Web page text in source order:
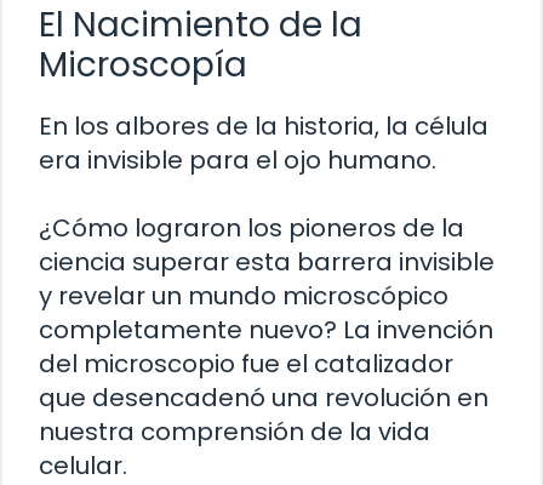
El Nacimiento de la
Microscopía
En los albores de la historia, la célula
era invisible para el ojo humano.
¿Cómo lograron los pioneros de la
ciencia superar esta barrera invisible
y revelar un mundo microscópico
completamente nuevo? La invención
del microscopio fue el catalizador
que desencadenó una revolución en
nuestra comprensión de la vida
celular.